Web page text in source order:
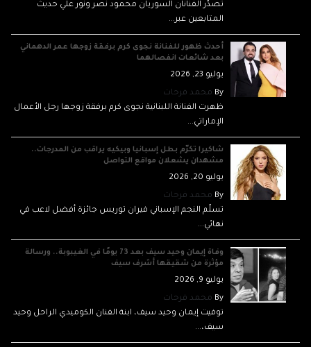
تصدّر الفنانان السوريان محمود نصر ونور علي حديث
المتابعين عبر...
أحدث ظهور للفنانة نجوى كرم برفقة زوجها عمر الدهماني
بعد شائعات انفصالهما
يوليو 23, 2026
By محمد فرحات
ظهرت الفنانة اللبنانية نجوى كرم برفقة زوجها رجل الأعمال
الإماراتي...
شاكيرا تكرّم بطل إسبانيا وبيكيه يراقب من المدرجات..
مشهدان يشعلان مواقع التواصل
يوليو 20, 2026
By محمد فرحات
تسلّم النجم الإسباني فيران توريس جائزة أفضل لاعب في
نهائي...
وفاة إيمان وحيد سيف بعد 73 يومًا في الغيبوبة.. ورسالة
مؤثرة من شقيقها أشرف سيف
يوليو 9, 2026
By محمد فرحات
توفيت إيمان وحيد سيف، ابنة الفنان الكوميدي الراحل وحيد
سيف،...